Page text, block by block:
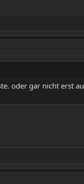
oder gar nicht erst